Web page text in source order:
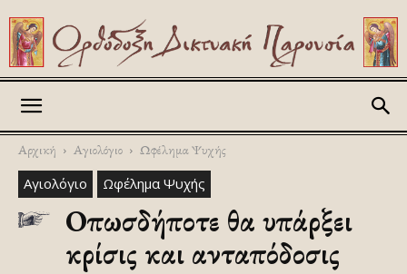
Αρχική Αγιολόγιο Ωφέλημα Ψυχής
Αγιολόγιο Ωφέλημα Ψυχής
Οπωσδήποτε θα υπάρξει
κρίσις και ανταπόδοσις